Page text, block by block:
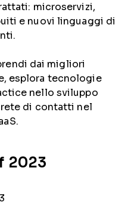
microservizi,
e nuovi linguaggi di
dai migliori
esplora tecnologie
nello sviluppo
di contatti nel
2023